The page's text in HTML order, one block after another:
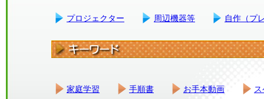
プロジェクター 周辺機器等 自作（プ
家庭学習 手順書 お手本動画